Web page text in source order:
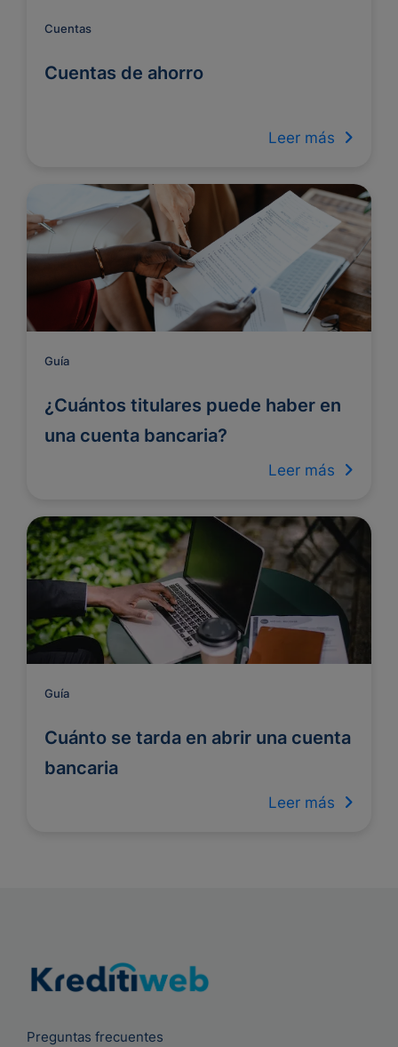
Cuentas
Cuentas de ahorro
Leer más
Guía
¿Cuántos titulares puede haber en
una cuenta bancaria?
Leer más
Guía
Cuánto se tarda en abrir una cuenta
bancaria
Leer más
Preguntas frecuentes